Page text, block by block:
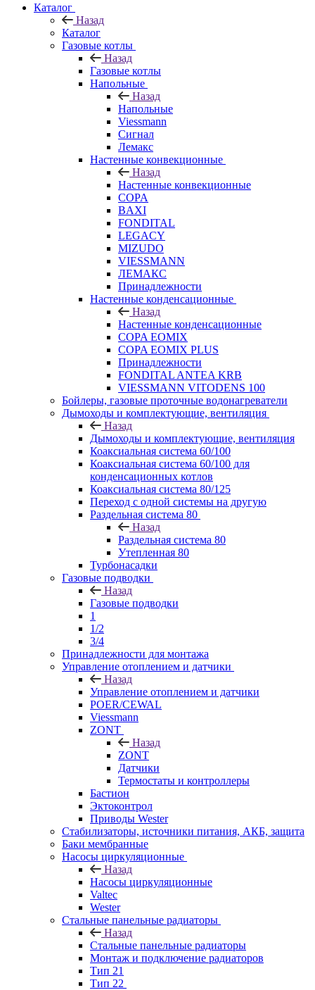
Каталог
Назад
Каталог
Газовые котлы
Назад
Газовые котлы
Напольные
Назад
Напольные
Viessmann
Сигнал
Лемакс
Настенные конвекционные
Назад
Настенные конвекционные
COPA
BAXI
FONDITAL
LEGACY
MIZUDO
VIESSMANN
ЛЕМАКС
Принадлежности
Настенные конденсационные
Назад
Настенные конденсационные
COPA EOMIX
COPA EOMIX PLUS
Принадлежности
FONDITAL ANTEA KRB
VIESSMANN VITODENS 100
Бойлеры, газовые проточные водонагреватели
Дымоходы и комплектующие, вентиляция
Назад
Дымоходы и комплектующие, вентиляция
Коаксиальная система 60/100
Коаксиальная система 60/100 для
конденсационных котлов
Коаксиальная система 80/125
Переход с одной системы на другую
Раздельная система 80
Назад
Раздельная система 80
Утепленная 80
Турбонасадки
Газовые подводки
Назад
Газовые подводки
1
1/2
3/4
Принадлежности для монтажа
Управление отоплением и датчики
Назад
Управление отоплением и датчики
POER/CEWAL
Viessmann
ZONT
Назад
ZONT
Датчики
Термостаты и контроллеры
Бастион
Эктоконтрол
Приводы Wester
Стабилизаторы, источники питания, АКБ, защита
Баки мембранные
Насосы циркуляционные
Назад
Насосы циркуляционные
Valtec
Wester
Стальные панельные радиаторы
Назад
Стальные панельные радиаторы
Монтаж и подключение радиаторов
Тип 21
Тип 22